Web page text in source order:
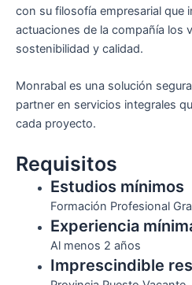
con su filosofía empresarial que
actuaciones de la compañía los
sostenibilidad y calidad.
Monrabal es una solución
partner en servicios integrales
cada proyecto.
Requisitos
Estudios mínimos
Formación Profesional
Experiencia
Al menos 2 años
Imprescindible